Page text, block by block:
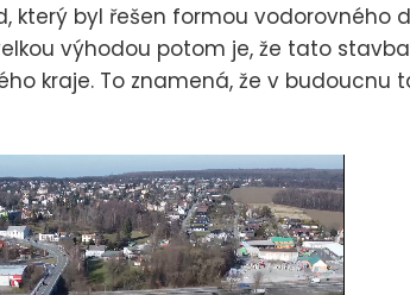
který byl řešen formou
výhodou potom je, že tato
kraje. To znamená, že v